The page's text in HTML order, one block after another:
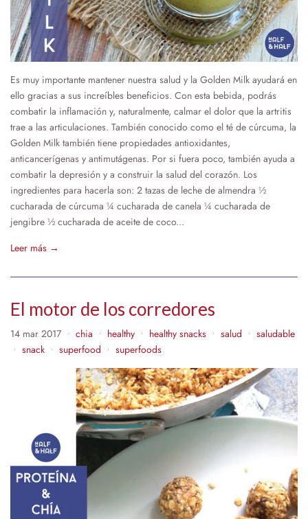
Es muy importante mantener nuestra salud y la Golden Milk ayudará en
ello gracias a sus increíbles beneficios. Con esta bebida, podrás
combatir la inflamación y, naturalmente, calmar el dolor que la artritis
trae a las articulaciones. También conocido como el té de cúrcuma, la
Golden Milk también tiene propiedades antioxidantes,
anticancerígenas y antimutágenas. Por si fuera poco, también ayuda a
combatir la depresión y a construir la salud del corazón. Los
ingredientes para hacerla son: 2 tazas de leche de almendra ½
cucharada de cúrcuma ¼ cucharada de canela ¼ cucharada de
jengibre ½ cucharada de aceite de coco...
Leer más →
El motor de los corredores
14 mar 2017 • chia • healthy • healthy snacks • salud • saludable
• snack • superfood • superfoods